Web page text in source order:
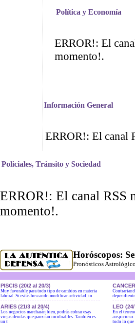
Política y Economía
ERROR!: El
momento!.
Información General
ERROR!: El canal
Policiales, Tránsito y Sociedad
ERROR!: El canal RSS
momento!.
Horóscopos:
Pronósticos
PISCIS (20/2 al 20/3)
Muy favorable para todo tipo de cambios en materia
laboral. Si estás buscando modificar actividad, in
ARIES (21/3 al 20/4)
Los negocios marcharán bien, podrás cobrar esas
viejas deudas que parecían incobrables. También es
un t
LEO
En el
auspicioso.
todo lo que